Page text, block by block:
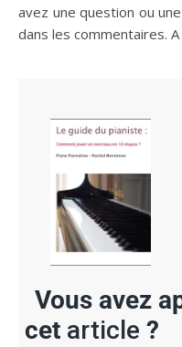
avez une question ou
dans les commentaires.
avez
cet article ?